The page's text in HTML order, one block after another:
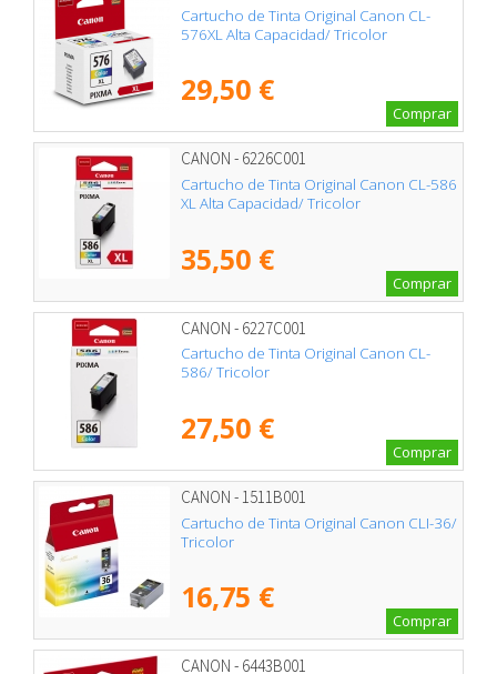
Cartucho de Tinta Original Canon CL-
576XL Alta Capacidad/ Tricolor
29,50 €
Comprar
CANON - 6226C001
Cartucho de Tinta Original Canon CL-586
XL Alta Capacidad/ Tricolor
35,50 €
Comprar
CANON - 6227C001
Cartucho de Tinta Original Canon CL-
586/ Tricolor
27,50 €
Comprar
CANON - 1511B001
Cartucho de Tinta Original Canon CLI-36/
Tricolor
16,75 €
Comprar
CANON - 6443B001